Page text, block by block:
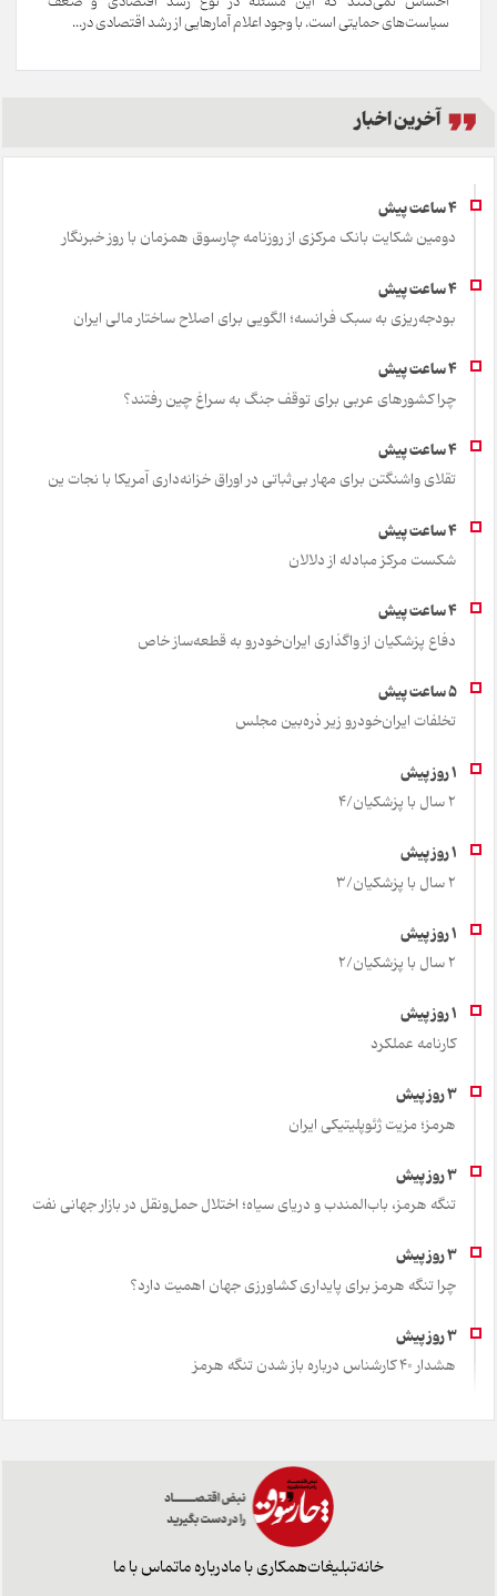
سیاست‌های حمایتی است. با وجود اعلام آمارهایی از رشد اقتصادی در...
آخرین اخبار
دومین شکایت بانک مرکزی از روزنامه چارسوق همزمان با روز خبرنگار
بودجه‌ریزی به سبک فرانسه؛ الگویی برای اصلاح ساختار مالی ایران
چرا کشورهای عربی برای توقف جنگ به سراغ چین رفتند؟
تقلای واشنگتن برای مهار بی‌ثباتی در اوراق خزانه‌داری آمریکا با نجات ین
شکست مرکز مبادله از دلالان
دفاع پزشکیان از واگذاری ایران‌خودرو به قطعه‌ساز خاص
تخلفات ایران‌خودرو زیر ذره‌بین مجلس
2 سال با پزشکیان/4
2 سال با پزشکیان/3
2 سال با پزشکیان/2
کارنامه عملکرد
هرمز؛ مزیت ژئوپلیتیکی ایران
تنگه هرمز، باب‌المندب و دریای سیاه؛ اختلال حمل‌ونقل در بازار جهانی نفت
چرا تنگه هرمز برای پایداری کشاورزی جهان اهمیت دارد؟
هشدار 40 کارشناس درباره باز شدن تنگه هرمز
خانهتبلیغاتهمکاری با مادرباره ماتماس با ما